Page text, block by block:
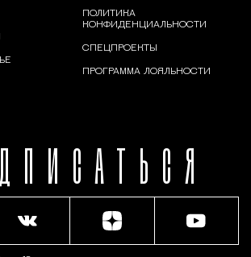
ПОЛИТИКА
КОНФИДЕНЦИАЛЬНОСТИ
СПЕЦПРОЕКТЫ
ПРОГРАММА ЛОЯЛЬНОСТИ